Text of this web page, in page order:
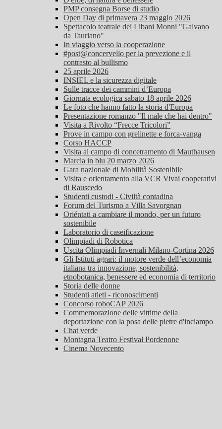
PMP consegna Borse di studio
Open Day di primavera 23 maggio 2026
Spettacolo teatrale dei Libani Monni "Galvano
da Tauriano"
In viaggio verso la cooperazione
#post@concervello per la prevezione e il
contrasto al bullismo
25 aprile 2026
INSIEL e la sicurezza digitale
Sulle tracce dei cammini d’Europa
Giornata ecologica sabato 18 aprile 2026
Le foto che hanno fatto la storia d'Europa
Presentazione romanzo "Il male che hai dentro"
Visita a Rivolto “Frecce Tricolori”
Prove in campo con grelinette e forca-vanga
Corso HACCP
Visita al campo di concetramento di Mauthausen
Marcia in blu 20 marzo 2026
Gara nazionale di Mobilità Sostenibile
Visita e orientamento alla VCR Vivai cooperativi
di Rauscedo
Studenti custodi - Civiltà contadina
Forum del Turismo a Villa Savorgnan
Oriéntati a cambiare il mondo, per un futuro
sostenibile
Laboratorio di caseificazione
Olimpiadi di Robotica
Uscita Olimpiadi Invernali Milano-Cortina 2026
Gli Istituti agrari: il motore verde dell’economia
italiana tra innovazione, sostenibilità,
etnobotanica, benessere ed economia di territorio
Storia delle donne
Studenti atleti - riconoscimenti
Concorso roboCAP 2026
Commemorazione delle vittime della
deportazione con la posa delle pietre d'inciampo
Chat verde
Montagna Teatro Festival Pordenone
Cinema Novecento